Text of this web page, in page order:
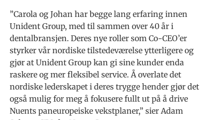
”Carola og Johan har begge lang erfaring innen
Unident Group, med til sammen over 40 år i
dentalbransjen. Deres nye roller som Co-CEO’er
styrker vår nordiske tilstedeværelse ytterligere og
gjør at Unident Group kan gi sine kunder enda
raskere og mer fleksibel service. Å overlate det
nordiske lederskapet i deres trygge hender gjør det
også mulig for meg å fokusere fullt ut på å drive
Nuents paneuropeiske vekstplaner,” sier Adam